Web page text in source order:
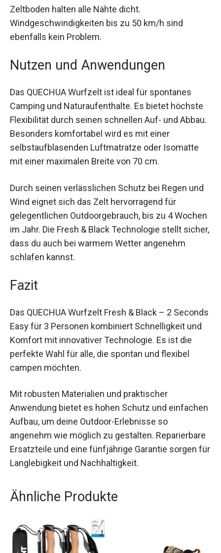
den Zeltboden halten alle Nähte dicht.
Windgeschwindigkeiten bis zu 50 km/h sind
ebenfalls kein Problem.
Nutzen und Anwendungen
Das QUECHUA Wurfzelt ist ideal für spontanes
Camping und Naturaufenthalte. Es bietet höchste
Flexibilität durch seinen schnellen Auf- und
Abbau. Besonders komfortabel wird es mit einer
selbstaufblasenden Luftmatratze oder Isomatte
mit einer maximalen Breite von 70 cm.
Durch seinen verlässlichen Schutz bei Regen und
Wind eignet sich das Zelt hervorragend für
gelegentlichen Outdoorgebrauch, bis zu 4
Wochen im Jahr. Die Fresh & Black Technologie
stellt sicher, dass du auch bei warmem Wetter
angenehm schlafen kannst.
Fazit
Das QUECHUA Wurfzelt Fresh & Black – 2
Seconds Easy für 3 Personen kombiniert
Schnelligkeit und Komfort mit innovativer
Technologie. Es ist die perfekte Wahl für alle, die
spontan und flexibel campen möchten.
Mit robusten Materialien und praktischer
Anwendung bietet es hohen Schutz und
einfachen Aufbau, um deine Outdoor-Erlebnisse
so angenehm wie möglich zu gestalten.
Reparierbare Ersatzteile und eine fünfjährige
Garantie sorgen für Langlebigkeit und
Ähnliche Produkte